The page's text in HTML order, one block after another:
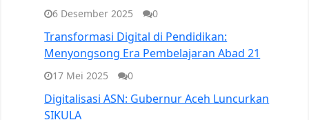
6 Desember 2025 0
Transformasi Digital di Pendidikan:
Menyongsong Era Pembelajaran Abad 21
17 Mei 2025 0
Digitalisasi ASN: Gubernur Aceh Luncurkan
SIKULA